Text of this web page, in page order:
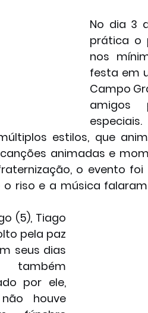
No dia 3
prática o
nos
festa em
Campo
amigos
estilos, que
animadas e
o evento
o riso e a música
(5), Tiago
pela paz
seus dias
por ele,
houve